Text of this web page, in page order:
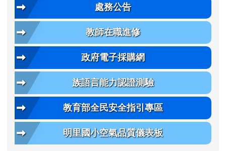
處務公告
教師在職進修
政府電子採購網
族語言能力認證測驗
教育部全民安全指引專區
明里國小空氣品質儀表板